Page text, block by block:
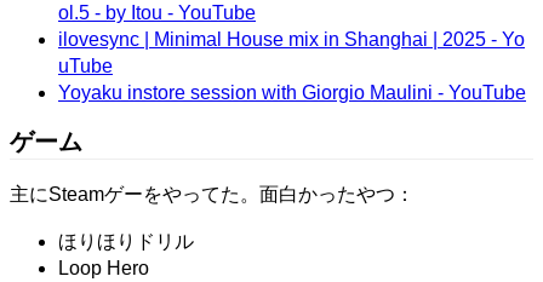
ol.5 - by Itou - YouTube
ilovesync | Minimal House mix in Shanghai | 2025 - Yo
uTube
Yoyaku instore session with Giorgio Maulini - YouTube
ゲーム
主にSteamゲーをやってた。面白かったやつ：
ほりほりドリル
Loop Hero